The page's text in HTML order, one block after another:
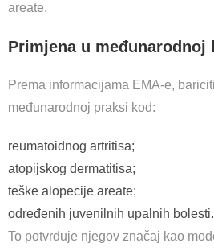
areate.
Primjena u
Prema informacijama EMA-e,
međunarodnoj praksi kod:
reumatoidnog artritisa;
atopijskog dermatitisa;
teške alopecije areate;
određenih juvenilnih upalnih bolesti.
To potvrđuje njegov značaj kao